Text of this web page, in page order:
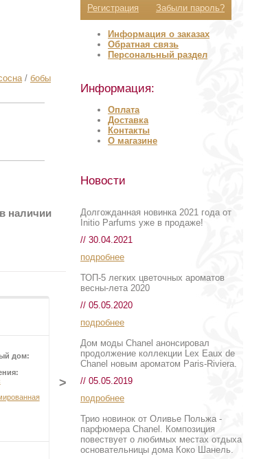
/ бобы
наличии
дом:
Tobacco Vanille
Торговый дом:
Tom Ford
от 15 757 руб
>
Регистрация Забыли пароль?
Информация о заказах
Обратная связь
Персональный раздел
Информация:
Оплата
Доставка
Контакты
О магазине
Новости
Долгожданная новинка 2021 года от
Initio Parfums уже в продаже!
// 30.04.2021
подробнее
ТОП-5 легких цветочных ароматов
весны-лета 2020
// 05.05.2020
подробнее
Дом моды Chanel анонсировал
продолжение коллекции Lex Eaux de
Chanel новым ароматом Paris-Riviera.
// 05.05.2019
подробнее
Трио новинок от Оливье Польжа -
парфюмера Chanel. Композиция
повествует о любимых местах отдыха
основательницы дома Коко Шанель.